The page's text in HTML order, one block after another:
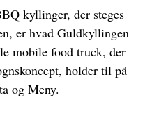
kyllinger, der steges
er hvad Guldkyllingen
mobile food truck, der
holder til på
og Meny.